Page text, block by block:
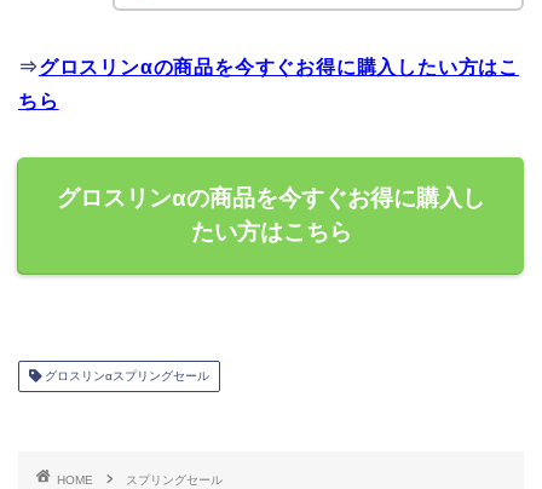
⇒グロスリンαの商品を今すぐお得に購入したい方はこ
ちら
グロスリンαの商品を今すぐお得に購入し
たい方はこちら
グロスリンαスプリングセール
HOME スプリングセール